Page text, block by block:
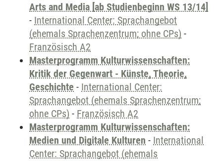
Arts and Media [ab Studienbeginn WS 13/14]
- International Center: Sprachangebot
(ehemals Sprachenzentrum; ohne CPs) -
Französisch A2
Masterprogramm Kulturwissenschaften:
Kritik der Gegenwart - Künste, Theorie,
Geschichte - International Center:
Sprachangebot (ehemals Sprachenzentrum;
ohne CPs) - Französisch A2
Masterprogramm Kulturwissenschaften:
Medien und Digitale Kulturen - International
Center: Sprachangebot (ehemals